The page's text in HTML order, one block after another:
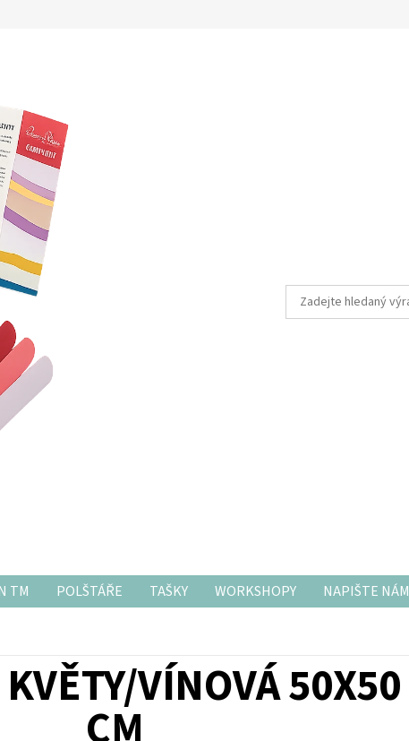
TM POLŠTÁŘE TAŠKY WORKSHOPY NAPIŠTE NÁM
VÍNOVÁ 50X50